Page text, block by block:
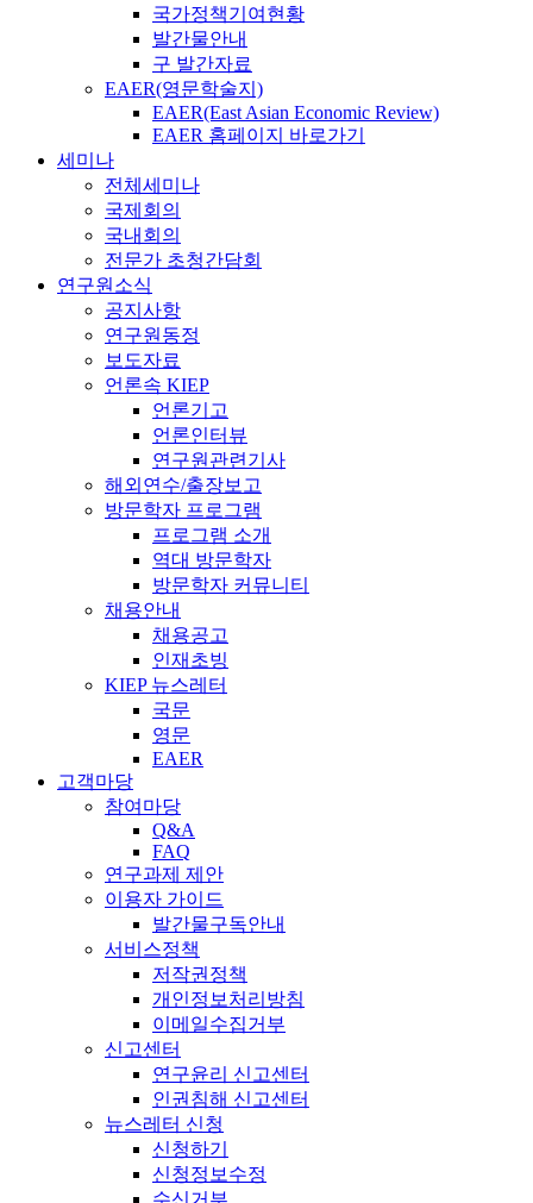
국가정책기여현황
발간물안내
구 발간자료
EAER(영문학술지)
EAER(East Asian Economic Review)
EAER 홈페이지 바로가기
세미나
전체세미나
국제회의
국내회의
전문가 초청간담회
연구원소식
공지사항
연구원동정
보도자료
언론속 KIEP
언론기고
언론인터뷰
연구원관련기사
해외연수/출장보고
방문학자 프로그램
프로그램 소개
역대 방문학자
방문학자 커뮤니티
채용안내
채용공고
인재초빙
KIEP 뉴스레터
국문
영문
EAER
고객마당
참여마당
Q&A
FAQ
연구과제 제안
이용자 가이드
발간물구독안내
서비스정책
저작권정책
개인정보처리방침
이메일수집거부
신고센터
연구윤리 신고센터
인권침해 신고센터
뉴스레터 신청
신청하기
신청정보수정
수신거부